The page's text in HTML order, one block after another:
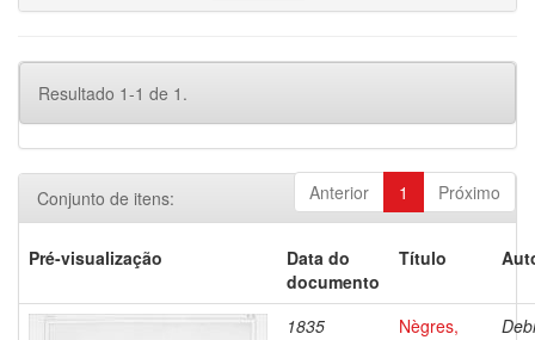
Resultado 1-1 de 1.
Anterior 1 Próximo
Conjunto de itens:
Pré-visualização
Data do
documento
Título
1835
Nègres,